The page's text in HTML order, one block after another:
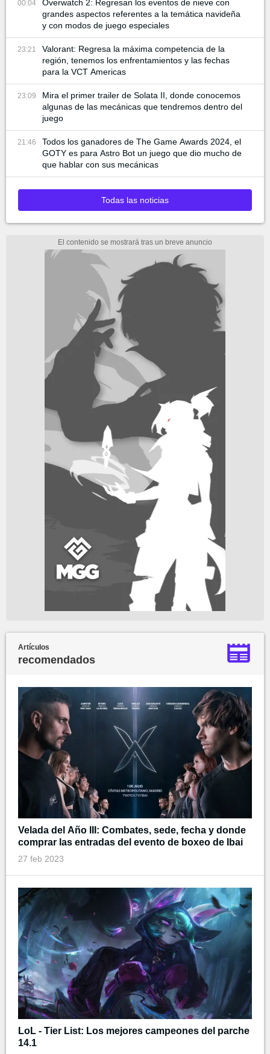
00:04
Overwatch 2: Regresan los eventos de nieve con
grandes aspectos referentes a la temática navideña
y con modos de juego especiales
23:21
Valorant: Regresa la máxima competencia de la
región, tenemos los enfrentamientos y las fechas
para la VCT Americas
23:09
Mira el primer trailer de Solata II, donde conocemos
algunas de las mecánicas que tendremos dentro del
juego
21:46
Todos los ganadores de The Game Awards 2024, el
GOTY es para Astro Bot un juego que dio mucho de
que hablar con sus mecánicas
Todas las noticias
Artículos
recomendados
Velada del Año III: Combates, sede, fecha y donde
comprar las entradas del evento de boxeo de Ibai
27 feb 2023
LoL - Tier List: Los mejores campeones del parche
14.1